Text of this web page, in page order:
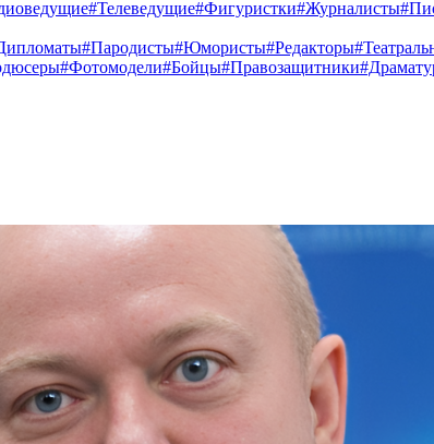
#Телеведущие#Фигуристки#Журналисты
#Пародисты#Юмористы#Редакторы
#Фотомодели#Бойцы#Правозащитники